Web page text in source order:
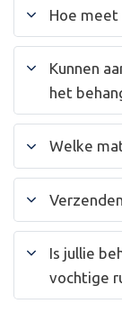
Hoe meet
Kunnen
het
Welke
Is jullie
vochtige